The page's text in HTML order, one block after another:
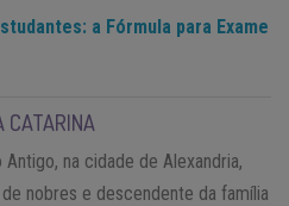
a Fórmula para Exame
CATARINA
na cidade de Alexandria,
nobres e descendente da família